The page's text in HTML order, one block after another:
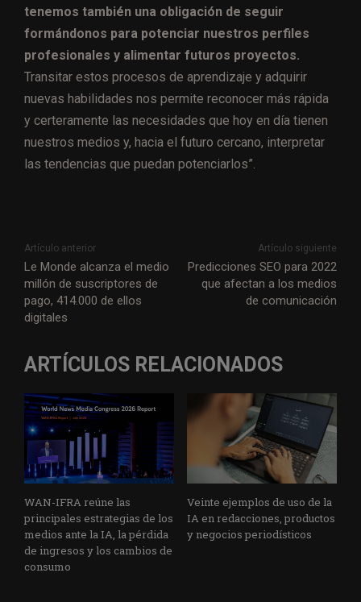
tenemos también una obligación de seguir
formándonos para potenciar nuestros perfiles
profesionales y alimentar futuros proyectos.
Transitar estos procesos de aprendizaje y adquirir
nuevas habilidades nos permite reconocer más rápida
y certeramente las necesidades que hoy en día tienen
nuestros medios y, hacia el futuro cercano, interpretar
las tendencias que puedan potenciarlos”.
Artículo anterior
Le Monde alcanza el medio
millón de suscriptores de
pago, 414.000 de ellos
digitales
Artículo siguiente
Predicciones SEO para 2022
que afectan a los medios
de comunicación
ARTÍCULOS RELACIONADOS
WAN-IFRA reúne las
principales estrategias de los
medios ante la IA, la pérdida
de ingresos y los cambios de
consumo
Veinte ejemplos de uso de la
IA en redacciones, productos
y negocios periodísticos